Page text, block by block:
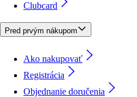
Clubcard
Pred prvým nákupom
Ako nakupovať
Registrácia
Objednanie doručenia